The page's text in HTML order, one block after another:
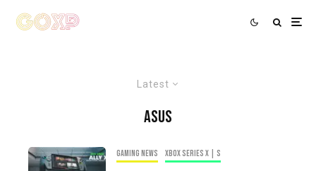
Latest
Asus
Gaming news Xbox Series X | S